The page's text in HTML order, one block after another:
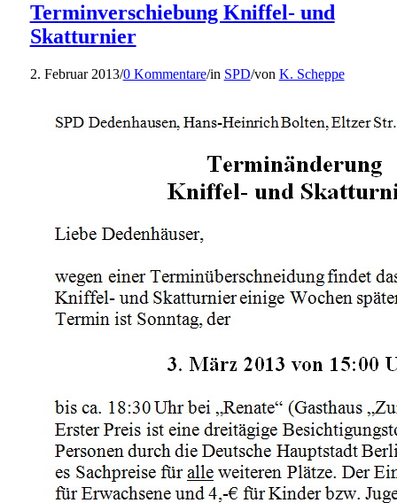
Terminverschiebung Kniffel- und
Skatturnier
2. Februar 2013/0 Kommentare/in SPD/von K. Scheppe